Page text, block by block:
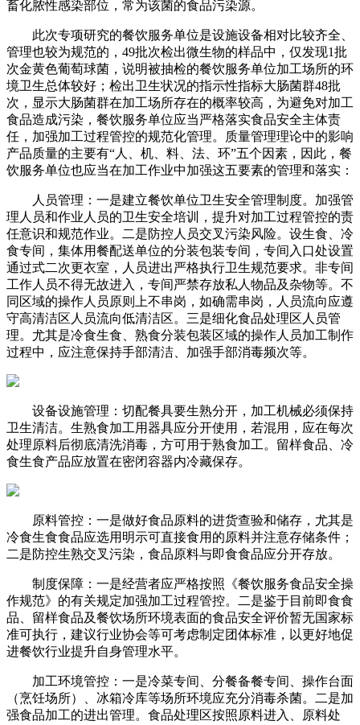
畜化脓性感染部位，常为该菌的食品污染源。
此次专项研究的餐饮服务单位是设施设备相对比较齐全、
管理也较为规范的，49批次检出微生物的样品中，仅发现1批
次金黄色葡萄球菌，说明被抽检的餐饮服务单位加工场所的环
境卫生总体较好；检出卫生状况的指示性指标大肠菌群48批
次，显示大肠菌群在加工场所存在的概率较高，为避免对加工
食品造成污染，餐饮服务单位应当严格落实食品安全主体责
任，加强加工过程管控的规范化管理。质量管理理论中的影响
产品质量的主要有“人、机、料、法、环”五个因素，因此，餐
饮服务单位也应当在加工作业中加强这五要素的管理和落实：
人员管理：一是建立餐饮单位卫生安全管理制度。加强管
理人员和作业人员的卫生安全培训，提升对加工过程管控的责
任意识和规范作业。二是防控人员交叉污染风险。设生食、冷
食专间，集体用餐配送单位的分装包装专间，专间入口处设置
通过式二次更衣室，人员进出严格执行卫生规范要求。非专间
工作人员不得无故进入，专间严禁存放私人物品及杂物等。不
同区域的操作人员原则上不串岗，如确需串岗，人员流向应遵
守高清洁区人员流向低清洁区。三是细化食品处理区人员管
理。尤其是冷食生食、熟食分装包装区域的操作人员加工制作
过程中，应注意保持手部清洁、加强手部消毒频次等。
设备设施管理：切配餐具要生熟分开，加工机械必须保持
卫生清洁。生熟食加工用器具应分开使用，若混用，应在每次
处理原料后彻底清洗消毒，方可用于熟食加工。留样食品、冷
食生食产品应放置在密闭容器内冷藏保存。
原料管控：一是做好食品原料的进货查验和储存，尤其是
冷食生食食品应选用明示可直接食用的原料并注意存储条件；
二是防控生熟交叉污染，食品原料与即食食品应分开存放。
制度保障：一是经营者应严格按照《餐饮服务食品安全操
作规范》的有关规定加强加工过程管控。二是鉴于目前即食食
品、留样食品及餐饮场所环境表面的食品安全评价暂无国家标
准可执行，建议行业协会等可考虑制定团体标准，以更好地促
进餐饮行业提升自身管理水平。
加工环境管控：一是冷菜专间、分餐备餐专间、操作台面
（烹饪场所）、冰箱冷库等场所环境应充分消毒杀菌。二是加
强食品加工的进出管理。食品处理区按照原料进入、原料处